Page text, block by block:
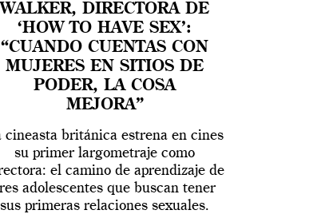
WALKER, DIRECTORA DE
‘HOW TO HAVE SEX’:
“CUANDO CUENTAS CON
MUJERES EN SITIOS DE
PODER, LA COSA
MEJORA”
cineasta británica estrena en cines
su primer largometraje como
el camino de aprendizaje de
adolescentes que buscan tener
sus primeras relaciones sexuales.